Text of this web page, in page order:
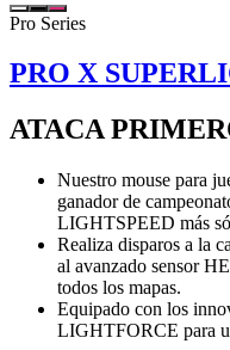
Pro Series
PRO X
ATACA
Nuestro mouse para
ganador de
LIGHTSPEED más
Realiza disparos a la
al avanzado sensor
todos los mapas.
Equipado con los
LIGHTFORCE para